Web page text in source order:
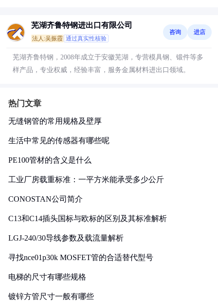
芜湖齐鲁特钢进出口有限公司
法人:吴振霞 通过真实性核验
咨询 进店
芜湖齐鲁特钢，2008年成立于安徽芜湖，专营模具钢、锻件等多
样产品，专业权威，经验丰富，服务金属材料进出口领域。
热门文章
无缝钢管的常用规格及壁厚
生活中常见的传感器有哪些呢
PE100管材的含义是什么
工业厂房载重标准：一平方米能承受多少公斤
CONOSTAN公司简介
C13和C14插头国标与欧标的区别及其标准解析
LGJ-240/30导线参数及载流量解析
寻找nce01p30k MOSFET管的合适替代型号
电梯的尺寸有哪些规格
镀锌方管尺寸一般有哪些